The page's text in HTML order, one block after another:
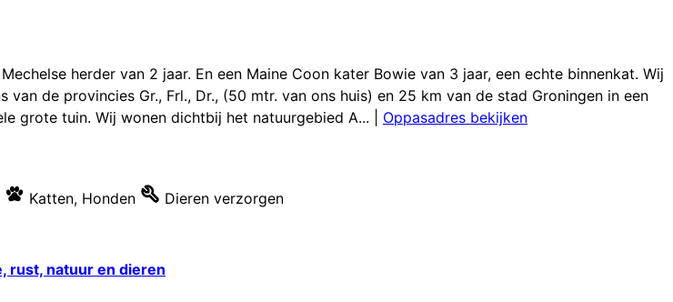
herder van 2 jaar. En een Maine Coon kater Bowie van 3 jaar, een echte binnenkat. Wij
de provincies Gr., Frl., Dr., (50 mtr. van ons huis) en 25 km van de stad Groningen in een
grote tuin. Wij wonen dichtbij het natuurgebied A...
Oppasadres bekijken
Katten, Honden Dieren verzorgen
rust, natuur en dieren